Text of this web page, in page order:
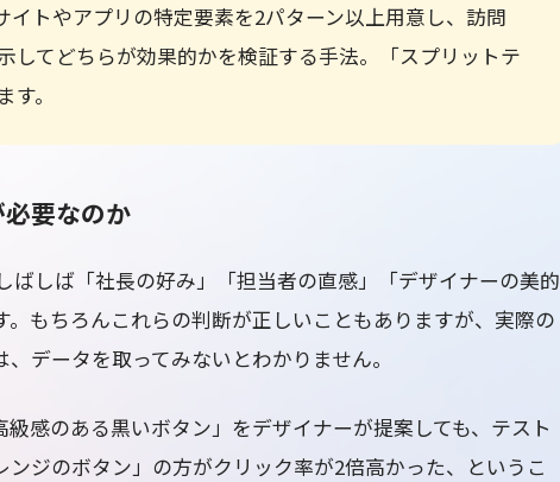
イトやアプリの特定要素を2パターン以上用意し、訪問
してどちらが効果的かを検証する手法。「スプリットテ
。
要なのか
ばしば「社長の好み」「担当者の直感」「デザイナーの美的
。もちろんこれらの判断が正しいこともありますが、実際の
データを取ってみないとわかりません。
級感のある黒いボタン」をデザイナーが提案しても、テスト
ンジのボタン」の方がクリック率が2倍高かった、というこ